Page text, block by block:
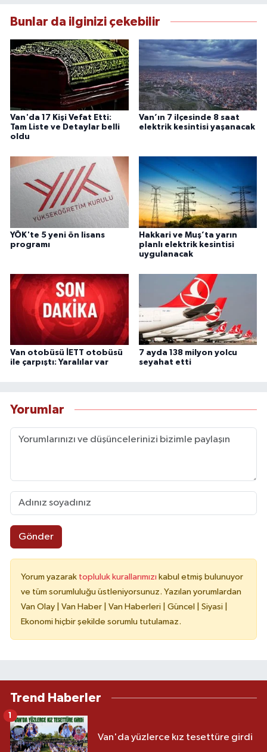
bilgilendirmektedir.
Bunlar da ilginizi çekebilir
Van'da 17 Kişi Vefat Etti:
Tam Liste ve Detaylar belli
oldu
Van’ın 7 ilçesinde 8 saat
elektrik kesintisi yaşanacak
YÖK'te 5 yeni ön lisans
programı
Hakkari ve Muş’ta yarın
planlı elektrik kesintisi
uygulanacak
Van otobüsü İETT otobüsü
ile çarpıştı: Yaralılar var
7 ayda 138 milyon yolcu
seyahat etti
Yorumlar
Gönder
Yorum yazarak topluluk kurallarımızı kabul etmiş bulunuyor
ve tüm sorumluluğu üstleniyorsunuz. Yazılan yorumlardan
Van Olay | Van Haber | Van Haberleri | Güncel | Siyasi |
Ekonomi hiçbir şekilde sorumlu tutulamaz.
Trend Haberler
Van'da yüzlerce kız tesettüre girdi
1